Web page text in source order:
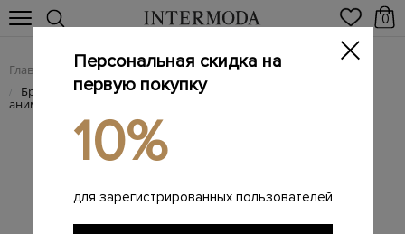
0
Главная Женщинам / Женская одежда / Женские брюки
/ Брюки из легкого вискозного крепдешина с
анималистичным принтом
Персональная скидка на
первую покупку
10%
для зарегистрированных пользователей